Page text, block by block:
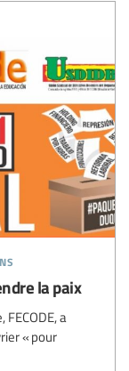
la paix
a
« pour